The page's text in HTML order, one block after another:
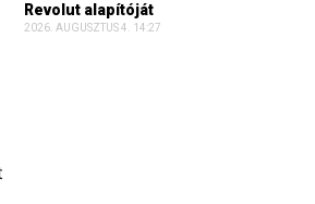
Revolut alapítóját
2026. AUGUSZTUS 4. 14:27